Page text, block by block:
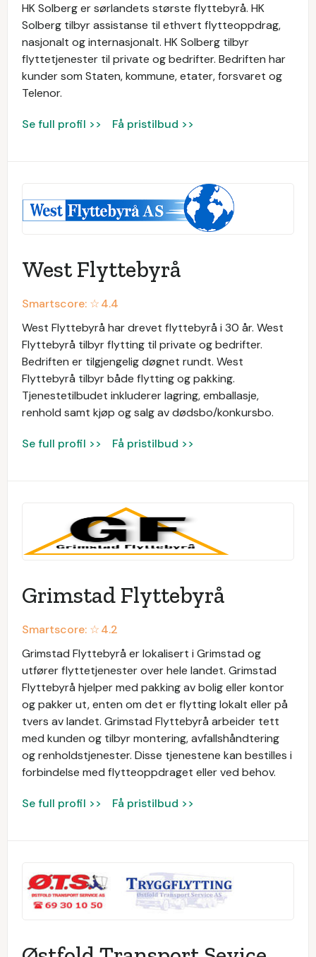
HK Solberg er sørlandets største flyttebyrå. HK
Solberg tilbyr assistanse til ethvert flytteoppdrag,
nasjonalt og internasjonalt. HK Solberg tilbyr
flyttetjenester til private og bedrifter. Bedriften har
kunder som Staten, kommune, etater, forsvaret og
Telenor.
Se full profil >> Få pristilbud >>
West Flyttebyrå
Smartscore: ☆4.4
West Flyttebyrå har drevet flyttebyrå i 30 år. West
Flyttebyrå tilbyr flytting til private og bedrifter.
Bedriften er tilgjengelig døgnet rundt. West
Flyttebyrå tilbyr både flytting og pakking.
Tjenestetilbudet inkluderer lagring, emballasje,
renhold samt kjøp og salg av dødsbo/konkursbo.
Se full profil >> Få pristilbud >>
Grimstad Flyttebyrå
Smartscore: ☆4.2
Grimstad Flyttebyrå er lokalisert i Grimstad og
utfører flyttetjenester over hele landet. Grimstad
Flyttebyrå hjelper med pakking av bolig eller kontor
og pakker ut, enten om det er flytting lokalt eller på
tvers av landet. Grimstad Flyttebyrå arbeider tett
med kunden og tilbyr montering, avfallshåndtering
og renholdstjenester. Disse tjenestene kan bestilles i
forbindelse med flytteoppdraget eller ved behov.
Se full profil >> Få pristilbud >>